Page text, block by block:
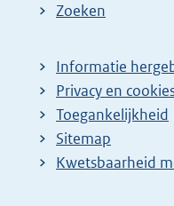
Zoeken
Informatie
Privacy en
Toegankelijkheid
Sitemap
E
Kwetsbaarheid